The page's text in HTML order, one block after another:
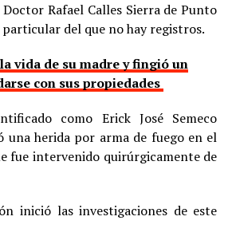
Rafael Calles Sierra de Punto
del que no hay registros.
vida de su madre y fingió un
con sus propiedades
como Erick José Semeco
una herida por arma de fuego en el
fue intervenido quirúrgicamente de
inició las investigaciones de este